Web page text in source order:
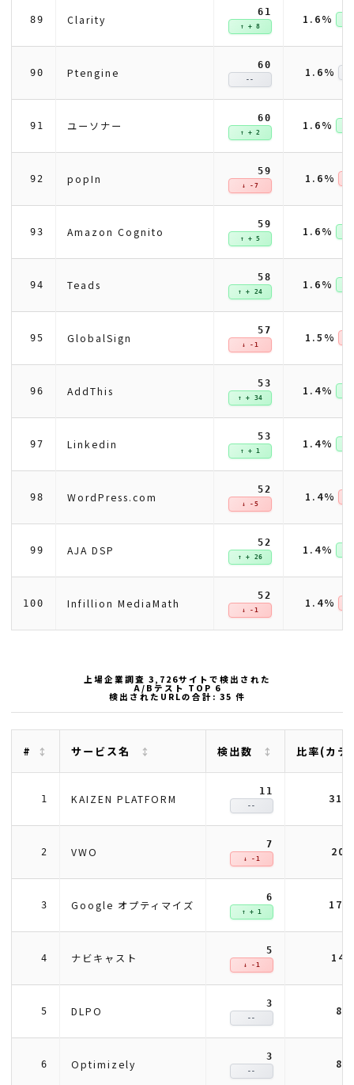
89 Clarity
61
↑ + 8 1.6%
90 Ptengine
60
-- 1.6%
91 ユーソナー
60
↑ + 2 1.6%
92 popIn
59
↓ -7 1.6%
93 Amazon Cognito
59
↑ + 5 1.6%
94 Teads
58
↑ + 24 1.6%
95 GlobalSign
57
↓ -1 1.5%
96 AddThis
53
↑ + 34 1.4%
97 Linkedin
53
↑ + 1 1.4%
98 WordPress.com
52
↓ -5 1.4%
99 AJA DSP
52
↑ + 26 1.4%
100 Infillion MediaMath
52
↓ -1 1.4%
上場企業調査 3,726サイトで検出された
A/Bテスト TOP 6
検出されたURLの合計: 35 件
# サービス名 検出数 比率(カ
1 KAIZEN PLATFORM
11
--
2 VWO
7
↓ -1
3 Google オプティマイズ
6
↑ + 1
4 ナビキャスト
5
↓ -1
5 DLPO
3
--
6 Optimizely
3
--